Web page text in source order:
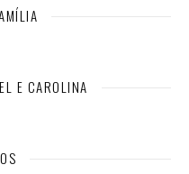
E CAROLINA